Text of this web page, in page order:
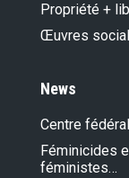
Propriété +
Œuvres
News
Centre
Féminicides
féministes…